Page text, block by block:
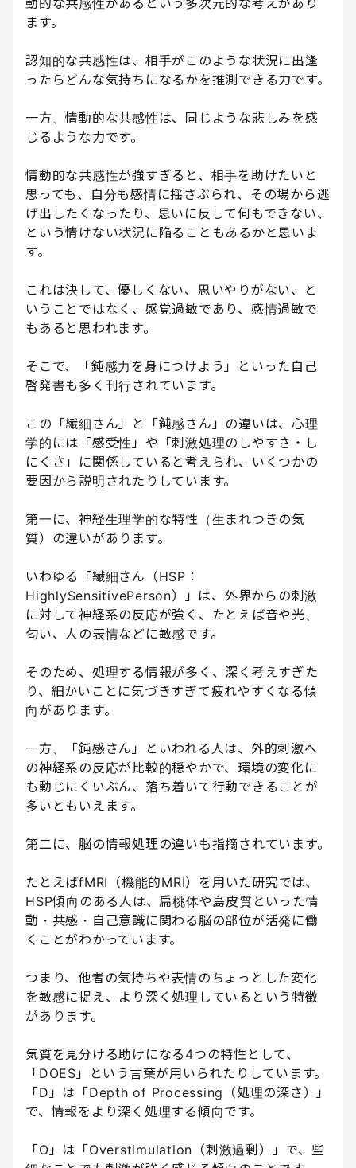
動的な共感性があるという多次元的な考えがあり
ます。
認知的な共感性は、相手がこのような状況に出逢
ったらどんな気持ちになるかを推測できる力です。
一方、情動的な共感性は、同じような悲しみを感
じるような力です。
情動的な共感性が強すぎると、相手を助けたいと
思っても、自分も感情に揺さぶられ、その場から逃
げ出したくなったり、思いに反して何もできない、
という情けない状況に陥ることもあるかと思いま
す。
これは決して、優しくない、思いやりがない、と
いうことではなく、感覚過敏であり、感情過敏で
もあると思われます。
そこで、「鈍感力を身につけよう」といった自己
啓発書も多く刊行されています。
この「繊細さん」と「鈍感さん」の違いは、心理
学的には「感受性」や「刺激処理のしやすさ・し
にくさ」に関係していると考えられ、いくつかの
要因から説明されたりしています。
第一に、神経生理学的な特性（生まれつきの気
質）の違いがあります。
いわゆる「繊細さん（HSP：
HighlySensitivePerson）」は、外界からの刺激
に対して神経系の反応が強く、たとえば音や光、
匂い、人の表情などに敏感です。
そのため、処理する情報が多く、深く考えすぎた
り、細かいことに気づきすぎて疲れやすくなる傾
向があります。
一方、「鈍感さん」といわれる人は、外的刺激へ
の神経系の反応が比較的穏やかで、環境の変化に
も動じにくいぶん、落ち着いて行動できることが
多いともいえます。
第二に、脳の情報処理の違いも指摘されています。
たとえばfMRI（機能的MRI）を用いた研究では、
HSP傾向のある人は、扁桃体や島皮質といった情
動・共感・自己意識に関わる脳の部位が活発に働
くことがわかっています。
つまり、他者の気持ちや表情のちょっとした変化
を敏感に捉え、より深く処理しているという特徴
があります。
気質を見分ける助けになる4つの特性として、
「DOES」という言葉が用いられたりしています。
「D」は「Depth of Processing（処理の深さ）」
で、情報をより深く処理する傾向です。
「O」は「Overstimulation（刺激過剰）」で、些